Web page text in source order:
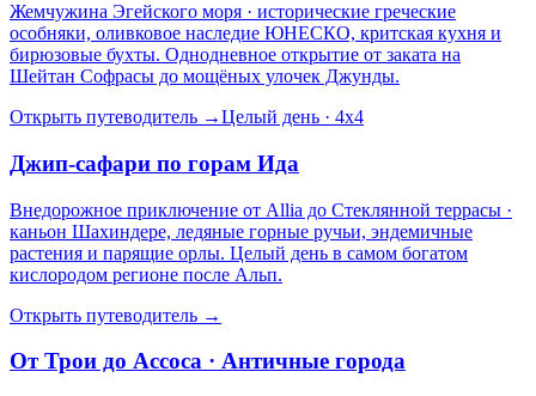
Жемчужина Эгейского моря · исторические греческие
особняки, оливковое наследие ЮНЕСКО, критская кухня и
бирюзовые бухты. Однодневное открытие от заката на
Шейтан Софрасы до мощёных улочек Джунды.
Открыть путеводитель →Целый день · 4x4
Джип-сафари по горам Ида
Внедорожное приключение от Allia до Стеклянной террасы ·
каньон Шахиндере, ледяные горные ручьи, эндемичные
растения и парящие орлы. Целый день в самом богатом
кислородом регионе после Альп.
Открыть путеводитель →
От Трои до Ассоса · Античные города